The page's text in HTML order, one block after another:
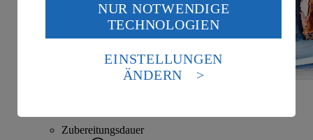
Zubereitungsdauer
Wenn du auf „Aktivieren“ klickst, willigst du im Sinne
des Art. 49 Abs. 1 Satz 1 lit. a) DSGVO ein, dass deine
Daten in den USA verarbeitet werden. Der EuGH sieht
die USA als Land mit einem nach europäischen
Standards nicht angemessenen Datenschutzniveau an.
Es besteht das Risiko eines Zugriffs durch US-
Informationen zum Herausgeber der Seite findest du
imImpressum
NUR NOTWENDIGE
TECHNOLOGIEN
EINSTELLUNGEN
ÄNDERN